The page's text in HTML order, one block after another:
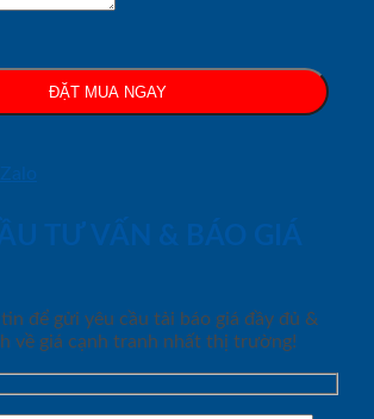
ĐẶT MUA NGAY
TƯ VẤN & BÁO GIÁ
để gửi yêu cầu tải báo giá đầy đủ &
về giá cạnh tranh nhất thị trường!